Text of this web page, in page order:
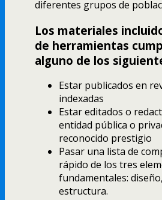
diferentes grupos de
Los materiales
de herramientas
alguno de los
Estar publicados en
indexadas
Estar editados o
entidad pública o
reconocido prestigio
Pasar una lista de
rápido de los tres
fundamentales:
estructura.